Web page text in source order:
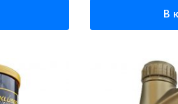
В